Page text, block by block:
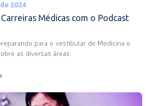
2024
Médicas com o Podcast
para o vestibular de Medicina e
as diversas áreas